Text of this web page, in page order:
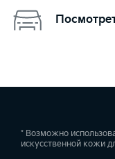
* Возможно
искусственной кожи